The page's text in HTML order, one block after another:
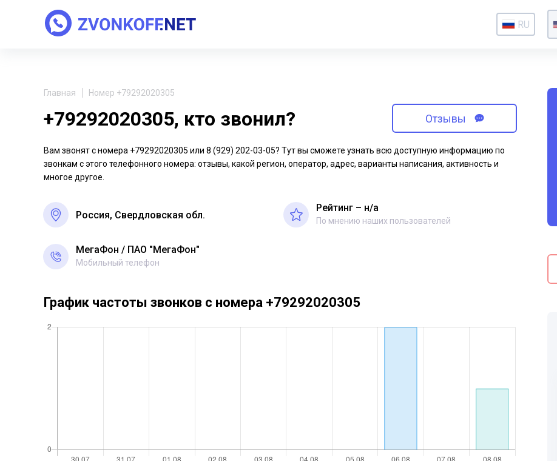
RU
Главная Номер +79292020305
+79292020305, кто звонил? Отзывы
Вам звонят с номера +79292020305 или 8 (929) 202-03-05? Тут вы сможете узнать всю доступную информацию по
звонкам с этого телефонного номера: отзывы, какой регион, оператор, адрес, варианты написания, активность и
многое другое.
Россия, Свердловская обл.
Рейтинг – н/a
По мнению наших пользователей
МегаФон ПАО "МегаФон"
Мобильный телефон
График частоты звонков с номера +79292020305